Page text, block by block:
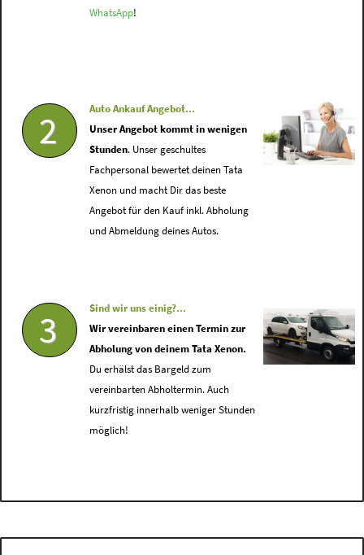
WhatsApp!
2
Auto Ankauf Angebot...
Unser Angebot kommt in wenigen
Stunden. Unser geschultes
Fachpersonal bewertet deinen Tata
Xenon und macht Dir das beste
Angebot für den Kauf inkl. Abholung
und Abmeldung deines Autos.
3
Sind wir uns einig?...
Wir vereinbaren einen Termin zur
Abholung von deinem Tata Xenon.
Du erhälst das Bargeld zum
vereinbarten Abholtermin. Auch
kurzfristig innerhalb weniger Stunden
möglich!